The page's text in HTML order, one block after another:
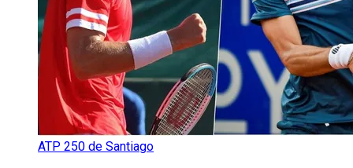
ATP 250 de Santiago